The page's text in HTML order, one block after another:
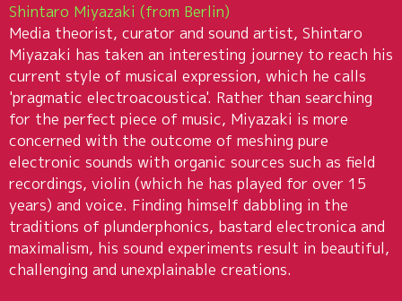
Shintaro Miyazaki (from Berlin)
Media theorist, curator and sound artist, Shintaro
Miyazaki has taken an interesting journey to reach his
current style of musical expression, which he calls
'pragmatic electroacoustica'. Rather than searching
for the perfect piece of music, Miyazaki is more
concerned with the outcome of meshing pure
electronic sounds with organic sources such as field
recordings, violin (which he has played for over 15
years) and voice. Finding himself dabbling in the
traditions of plunderphonics, bastard electronica and
maximalism, his sound experiments result in beautiful,
challenging and unexplainable creations.